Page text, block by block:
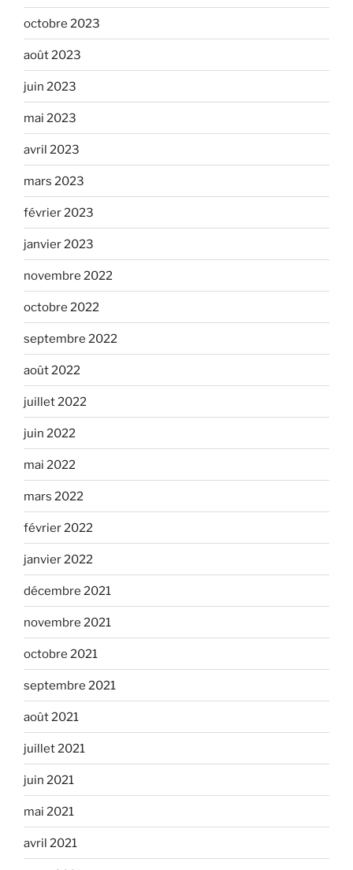
octobre 2023
août 2023
juin 2023
mai 2023
avril 2023
mars 2023
février 2023
janvier 2023
novembre 2022
octobre 2022
septembre 2022
août 2022
juillet 2022
juin 2022
mai 2022
mars 2022
février 2022
janvier 2022
décembre 2021
novembre 2021
octobre 2021
septembre 2021
août 2021
juillet 2021
juin 2021
mai 2021
avril 2021